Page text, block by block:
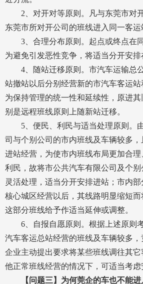
2、对开对等原则。凡与东莞市对
东莞市所对开公司的班线进入同一客运
3、合理分布原则。起点或终点在同
为避免引发恶性竞争，将适当分开安排
4、随站迁移原则。市汽车运输总
站撤站以后分别经营新的市汽车客运站
为保持管理的统一性和延续性，原进
别是远程班线原则上随新站迁移。
5、便民、利民与适当处理原则。
司与个别公司的市内班线及车辆较多
进站经营，为使市内班线布局更加合理
利民，故将市公共汽车有限公司及个
灵活处理，适当分开安排进站；市内
核心城区经营以后，其线路明显缩短而
这部分班线给予作适当延伸或调整。
6、自报自愿原则。根据上述原则
汽车客运总站经营的班线及车辆较多
企业主动提出要求将某些班线调往其
他正常班线经营的情况下，可适当考虑
【问题三】 为何莞企的车也不能进